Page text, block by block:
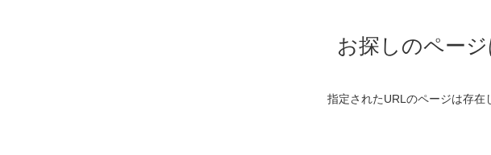
お探しのペー
指定されたURLのページは存在